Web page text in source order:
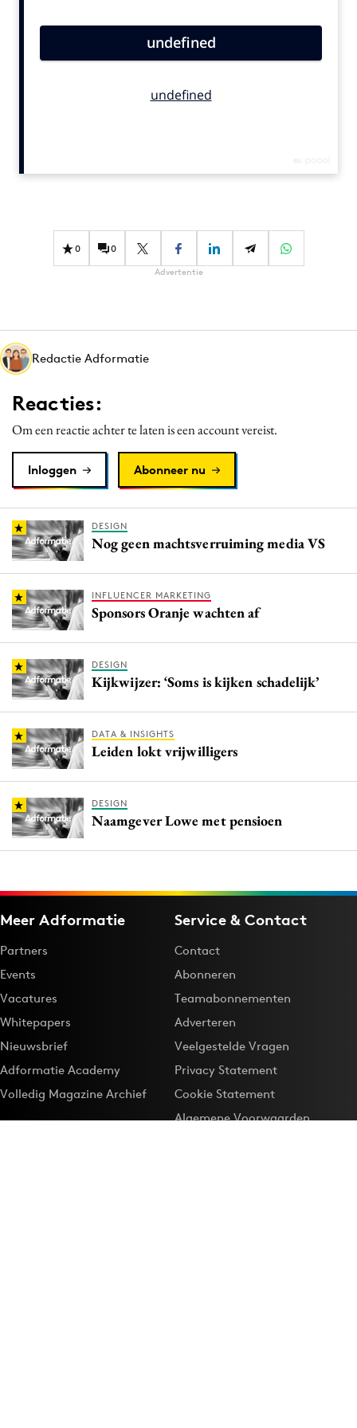
Carriere
Diversiteit
Interne communicatie
Martech
Media
Merkstrategie
PR
Purpose Marketing
Reputatie & crisis
0 0
Advertentie
Redactie Adformatie
Reacties:
Om een reactie achter te laten is een account vereist.
Inloggen Abonneer nu
DESIGN
Nog geen machtsverruiming media VS
INFLUENCER MARKETING
Sponsors Oranje wachten af
DESIGN
Kijkwijzer: ‘Soms is kijken schadelijk’
DATA & INSIGHTS
Leiden lokt vrijwilligers
DESIGN
Naamgever Lowe met pensioen
Meer Adformatie
Partners
Events
Vacatures
Whitepapers
Nieuwsbrief
Adformatie Academy
Volledig Magazine Archief
Service & Contact
Contact
Abonneren
Teamabonnementen
Adverteren
Veelgestelde Vragen
Privacy Statement
Cookie Statement
Algemene Voorwaarden